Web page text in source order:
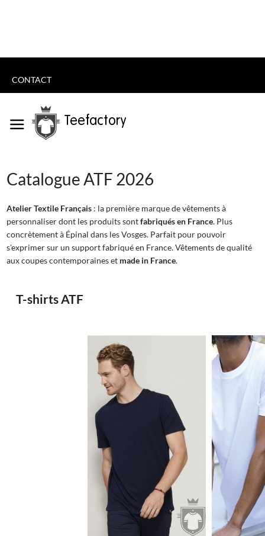
CONTACT
Teefactory
Catalogue ATF 2026
Atelier Textile Français : la première marque de vêtements à
personnaliser dont les produits sontfabriqués en France. Plus
concrètement à Épinal dans les Vosges. Parfait pour pouvoir
s'exprimer sur un support fabriqué en France. Vêtements de qualité
aux coupes contemporaines et made in France.
T-shirts ATF
11.79€